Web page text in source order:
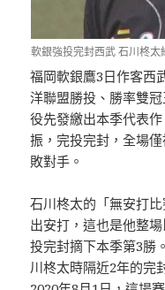
軟銀強投完封西武 石川柊太
福岡軟銀鷹3日作客西
洋聯盟勝投、勝率雙
役先發繳出本季代表
振，完投完封，全場
敗對手。
石川柊太的「無安打
出安打，這也是他整
投完封摘下本季第3勝
川柊太時隔近2年的完